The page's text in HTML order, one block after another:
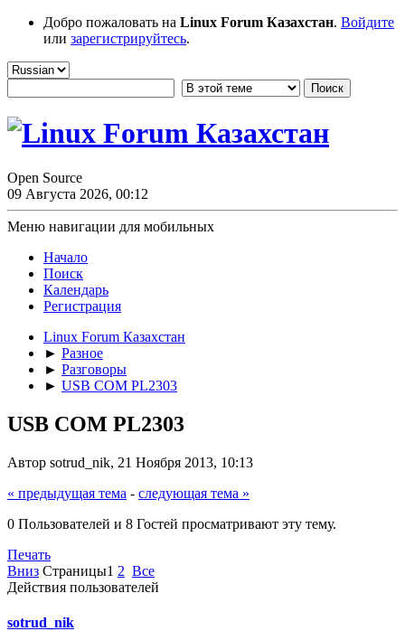
Добро пожаловать на Linux Forum Казахстан. Войдите
или зарегистрируйтесь.
Open Source
09 Августа 2026, 00:12
Меню навигации для мобильных
Начало
Поиск
Календарь
Регистрация
Linux Forum Казахстан
► Разное
► Разговоры
► USB COM PL2303
USB COM PL2303
Автор sotrud_nik, 21 Ноября 2013, 10:13
« предыдущая тема - следующая тема »
0 Пользователей и 8 Гостей просматривают эту тему.
Печать
Вниз Страницы1 2 Все
Действия пользователей
sotrud_nik